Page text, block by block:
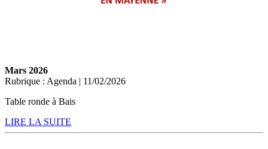
Mars 2026
Rubrique : Agenda | 11/02/2026
Table ronde à Bais
LIRE LA SUITE